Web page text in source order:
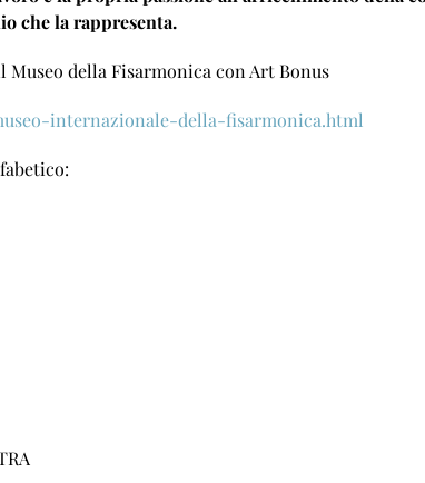
che la rappresenta.
della Fisarmonica con Art Bonus
internazionale-della-fisarmonica.html